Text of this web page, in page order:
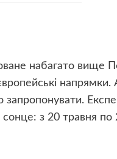
набагато вище
запропонувати.
з 20 травня по